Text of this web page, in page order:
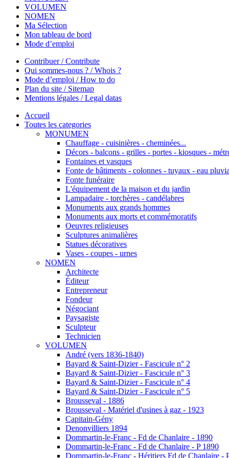
VOLUMEN
NOMEN
Ma Sélection
Mon tableau de bord
Mode d’emploi
Contribuer / Contribute
Qui sommes-nous ? / Whois ?
Mode d’emploi / How to do
Plan du site / Sitemap
Mentions légales / Legal datas
Accueil
Toutes les categories
MONUMEN
Chauffage - cuisinières - cheminées...
Décors - balcons - grilles - portes - kiosques -
Fontaines et vasques
Fonte de bâtiments - colonnes - tuyaux - eau
Fonte funéraire
L'équipement de la maison et du jardin
Lampadaire - torchères - candélabres
Monuments aux grands hommes
Monuments aux morts et commémoratifs
Oeuvres religieuses
Sculptures animalières
Statues décoratives
Vases - coupes - urnes
NOMEN
Architecte
Éditeur
Entrepreneur
Fondeur
Négociant
Paysagiste
Sculpteur
Technicien
VOLUMEN
André (vers 1836-1840)
Bayard & Saint-Dizier - Fascicule n° 2
Bayard & Saint-Dizier - Fascicule n° 3
Bayard & Saint-Dizier - Fascicule n° 4
Bayard & Saint-Dizier - Fascicule n° 5
Brousseval - 1886
Brousseval - Matériel d'usines à gaz - 1923
Capitain-Gény
Denonvilliers 1894
Dommartin-le-Franc - Fd de Chanlaire - 1890
Dommartin-le-Franc - Fd de Chanlaire - P 1890
Dommartin-le-Franc - Héritiers Fd de Chanlaire -